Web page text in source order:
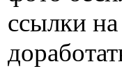
ссылки